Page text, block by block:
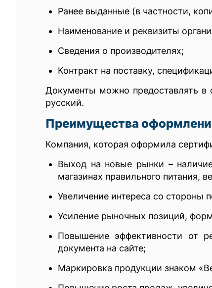
Ранее выданные (в частности,
Наименование и реквизиты
Сведения о производителях;
Контракт на поставку,
Документы можно предоставлять в
русский.
Преимущества
Компания, которая оформила
Выход на новые рынки –
магазинах правильного питания,
Увеличение интереса со стороны
Усиление рыночных позиций,
Повышение эффективности от
документа на сайте;
Маркировка продукции знаком